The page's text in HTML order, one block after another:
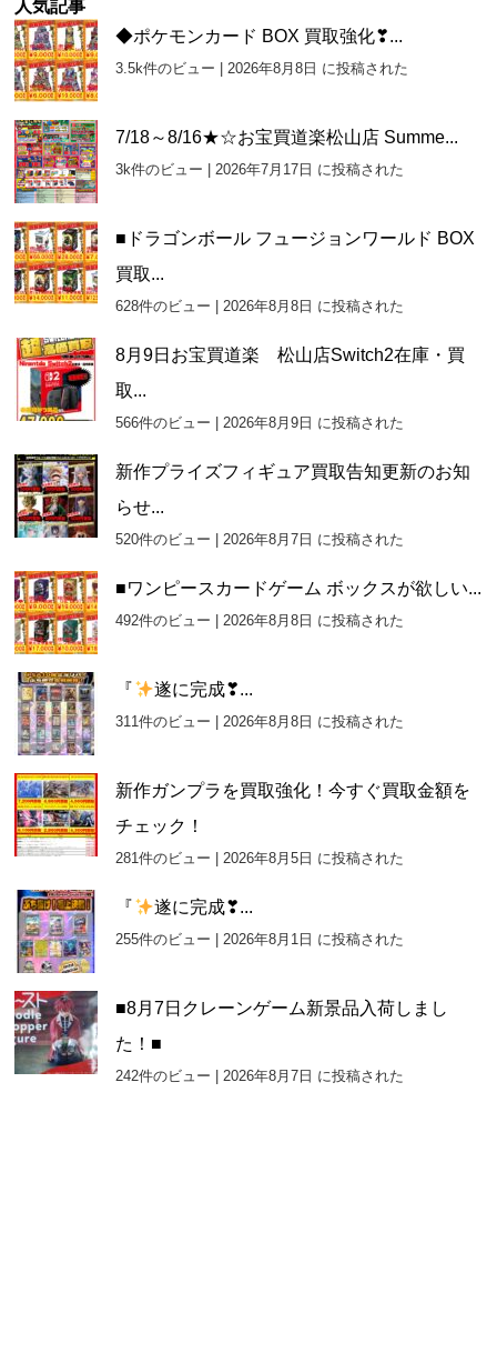
ー
カ
イ
ブ
人気記事
◆ポケモンカード BOX 買取強化❣...
3.5k件のビュー 2026年8月8日 に投稿された
7/18～8/16★☆お宝買道楽松山店 Summe...
3k件のビュー 2026年7月17日 に投稿された
■ドラゴンボール フュージョンワールド BOX
買取...
628件のビュー 2026年8月8日 に投稿された
8月9日お宝買道楽 松山店Switch2在庫・買
取...
566件のビュー 2026年8月9日 に投稿された
新作プライズフィギュア買取告知更新のお知
らせ...
520件のビュー 2026年8月7日 に投稿された
■ワンピースカードゲーム ボックスが欲しい...
492件のビュー 2026年8月8日 に投稿された
『 遂に完成❣...
311件のビュー 2026年8月8日 に投稿された
新作ガンプラを買取強化！今すぐ買取金額を
チェック！
281件のビュー 2026年8月5日 に投稿された
『 遂に完成❣...
255件のビュー 2026年8月1日 に投稿された
■8月7日クレーンゲーム新景品入荷しまし
た！■
242件のビュー 2026年8月7日 に投稿された